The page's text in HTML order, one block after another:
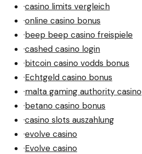
·casino limits vergleich
·online casino bonus
·beep beep casino freispiele
·cashed casino login
·bitcoin casino vodds bonus
·Echtgeld casino bonus
·malta gaming authority casino
·betano casino bonus
·casino slots auszahlung
·evolve casino
·Evolve casino